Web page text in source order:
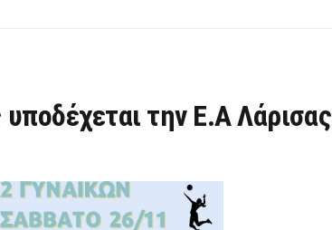
την Ε.Α Λάρισας